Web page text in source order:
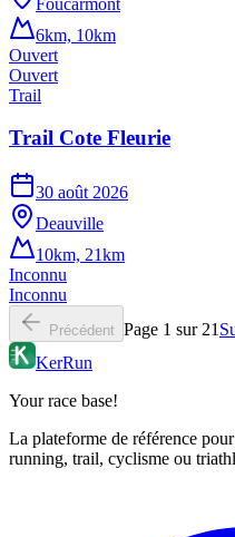
6km, 10km
Ouvert
Ouvert
Trail
Trail Cote Fleurie
30 août 2026
Deauville
10km, 21km
Inconnu
Inconnu
Précédent Page 1 sur 21
KerRun
Your race base!
La plateforme de référence
running, trail, cyclisme ou